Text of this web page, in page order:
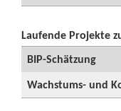
Laufende Projekte
BIP-Schätzung
Wachstums- und